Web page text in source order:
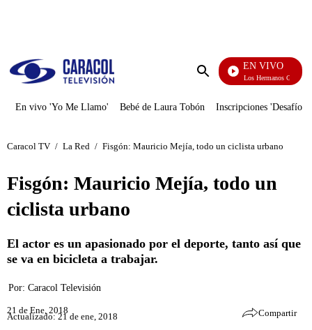
Enviar
EN VIVO
Cuentos De Los Hermanos Grimm
En vivo 'Yo Me Llamo' Bebé de Laura Tobón Inscripciones 'Desafío'
Caracol TV / La Red / Fisgón: Mauricio Mejía, todo un ciclista urbano
Fisgón: Mauricio Mejía, todo un
ciclista urbano
El actor es un apasionado por el deporte, tanto así que
se va en bicicleta a trabajar.
Por: Caracol Televisión
21 de Ene, 2018
Actualizado: 21 de ene, 2018 Compartir